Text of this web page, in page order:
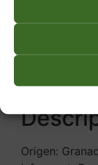
Origen: